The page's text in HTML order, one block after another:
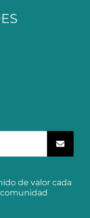
de valor cada